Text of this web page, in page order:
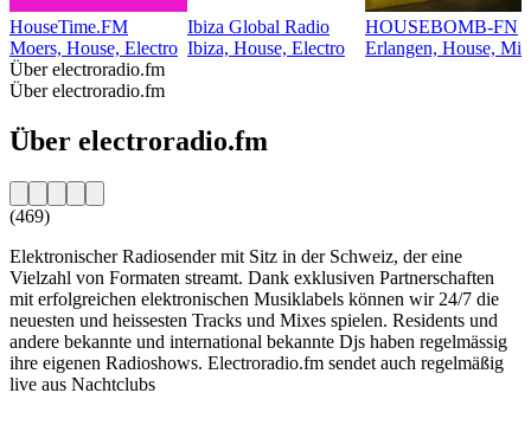
HouseTime.FM
Moers, House, Electro
Ibiza Global Radio
Ibiza, House, Electro
HOUSEBOMB-FN
Erlangen, House,
Über electroradio.fm
Über electroradio.fm
Über electroradio.fm
(469)
Elektronischer Radiosender mit Sitz in der Schweiz, der eine
Vielzahl von Formaten streamt. Dank exklusiven Partnerschaften
mit erfolgreichen elektronischen Musiklabels können wir 24/7 die
neuesten und heissesten Tracks und Mixes spielen. Residents und
andere bekannte und international bekannte Djs haben regelmässig
ihre eigenen Radioshows. Electroradio.fm sendet auch regelmäßig
live aus Nachtclubs